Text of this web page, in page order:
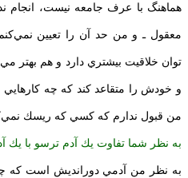
هماهنگ با عرف جامعه نيست، انجام
معقول ـ و من حد آن را تعيين
‌توان خلاقيت بيشتري دارد و هم بهتر
و خودش را متقاعد كند كه چه
من قبول ندارم كه كسي كه ريسك
به نظر شما تفاوت يك آدم ترسو با يك
به نظر من آدمي دورانديش است كه